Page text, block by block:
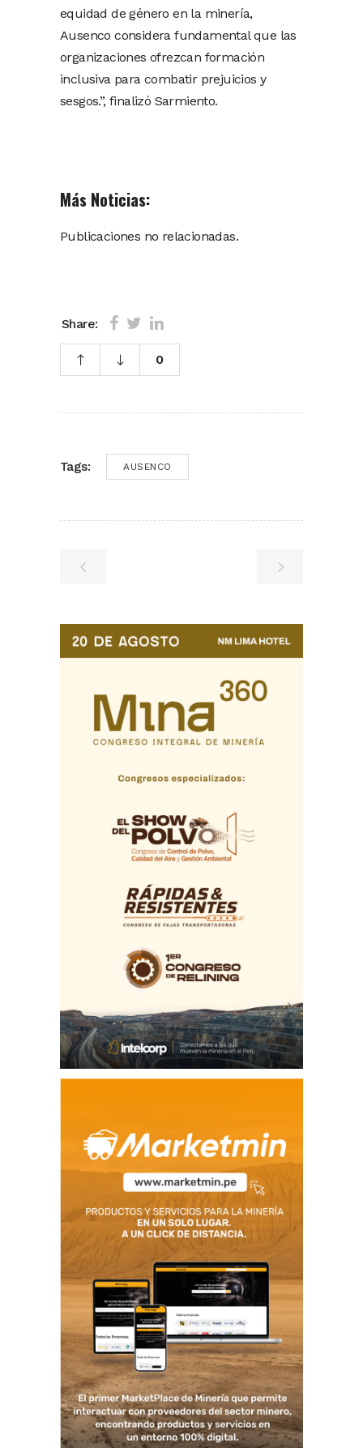
equidad de género en la minería,
Ausenco considera fundamental que las
organizaciones ofrezcan formación
inclusiva para combatir prejuicios y
sesgos.”, finalizó Sarmiento.
Más Noticias:
Publicaciones no relacionadas.
Share:
0
Tags: AUSENCO